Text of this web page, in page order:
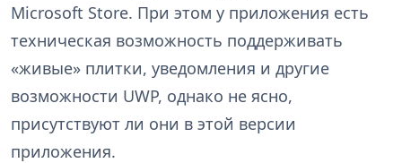
Microsoft Store. При этом у приложения есть
техническая возможность поддерживать
«живые» плитки, уведомления и другие
возможности UWP, однако не ясно,
присутствуют ли они в этой версии
приложения.